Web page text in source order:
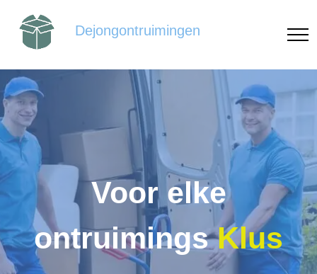
Dejongontruimingen
Voor elke
ontruimingsKlus